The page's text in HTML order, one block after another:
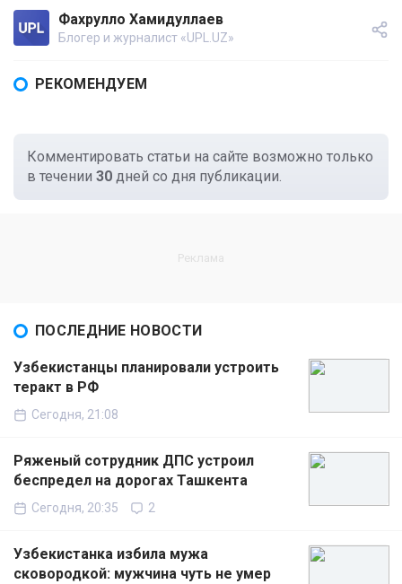
Фахрулло Хамидуллаев
Блогер и журналист «UPL.UZ»
РЕКОМЕНДУЕМ
Комментировать статьи на сайте возможно только
в течении 30 дней со дня публикации.
ПОСЛЕДНИЕ НОВОСТИ
Узбекистанцы планировали устроить
теракт в РФ
Сегодня, 21:08
Ряженый сотрудник ДПС устроил
беспредел на дорогах Ташкента
Сегодня, 20:35 2
Узбекистанка избила мужа
сковородкой: мужчина чуть не умер